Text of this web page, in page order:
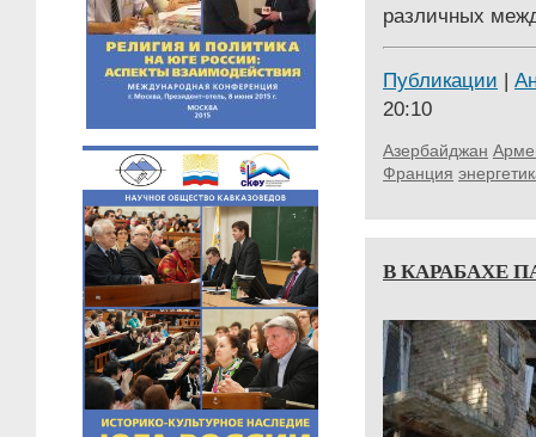
различных
Публикации |
20:10
Азербайджан
Франция
В КАРАБАХЕ